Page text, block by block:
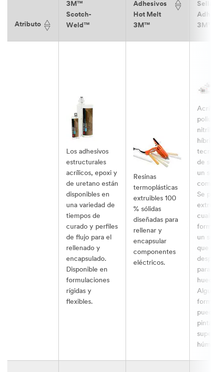
Atributo
3M™
Scotch-
Weld™
Adhesivos
Hot Melt
3M™
3M™
Los adhesivos
estructurales
acrílicos, epoxi y
de uretano están
disponibles en
una variedad de
tiempos de
curado y perfiles
de flujo para el
rellenado y
encapsulado.
Disponible en
formulaciones
rígidas y
flexibles.
Resinas
termoplásticas
extruibles 100
% sólidas
diseñadas para
rellenar y
encapsular
componentes
eléctricos.
nitrilo
de
un
Se
forma
un
que
para